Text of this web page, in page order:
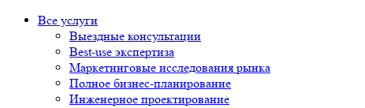
Все услуги
Выездные консультации
Best-use экспертиза
Маркетинговые исследования рынка
Полное бизнес-планирование
Инженерное проектирование